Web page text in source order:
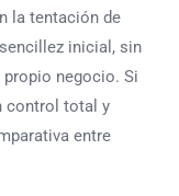
la tentación de
inicial, sin
negocio. Si
control total y
entre